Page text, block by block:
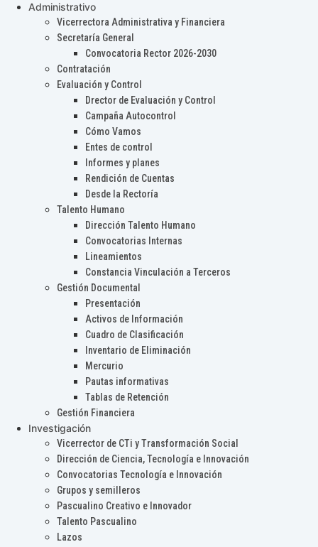
Administrativo
Vicerrectora Administrativa y Financiera
Secretaría General
Convocatoria Rector 2026-2030
Contratación
Evaluación y Control
Drector de Evaluación y Control
Campaña Autocontrol
Cómo Vamos
Entes de control
Informes y planes
Rendición de Cuentas
Desde la Rectoría
Talento Humano
Dirección Talento Humano
Convocatorias Internas
Lineamientos
Constancia Vinculación a Terceros
Gestión Documental
Presentación
Activos de Información
Cuadro de Clasificación
Inventario de Eliminación
Mercurio
Pautas informativas
Tablas de Retención
Gestión Financiera
Investigación
Vicerrector de CTi y Transformación Social
Dirección de Ciencia, Tecnología e Innovación
Convocatorias Tecnología e Innovación
Grupos y semilleros
Pascualino Creativo e Innovador
Talento Pascualino
Lazos